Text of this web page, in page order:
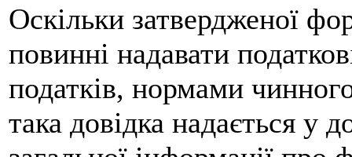
Оскільки затвердженої
повинні надавати
податків, нормами
така довідка надається у